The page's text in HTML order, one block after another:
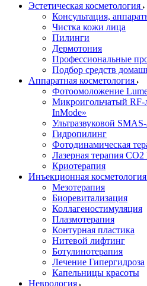
Эстетическая косметология
Консультация,
Чистка кожи лица
Пилинги
Дермотония
Профессиональные
Подбор средств
Аппаратная косметология
Фотоомоложение
Микроигольчатый RF-
InMode»
Ультразвуковой
Гидропилинг
Фотодинамическая
Лазерная терапия CO2
Криотерапия
Инъекционная косметология
Мезотерапия
Биоревитализация
Коллагеностимуляция
Плазмотерапия
Контурная пластика
Нитевой лифтинг
Ботулинотерапия
Лечение Гипергидроза
Капельницы красоты
Неврология